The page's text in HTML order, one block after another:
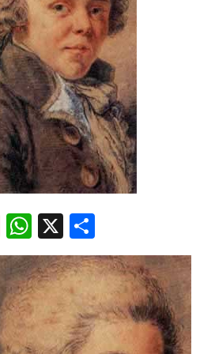
Pinterest
WhatsApp
X